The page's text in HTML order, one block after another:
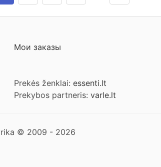
Мои заказы
Prekės ženklai: essenti.lt
Prekybos partneris: varle.lt
© 2009 - 2026